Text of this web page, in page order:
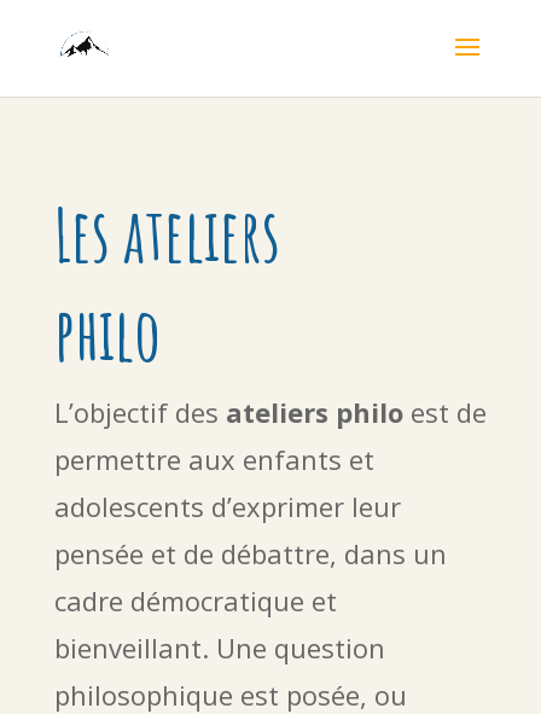
Les ateliers
philo
L’objectif des ateliers philoest de
permettre aux enfants et
adolescents d’exprimer leur
pensée et de débattre, dans un
cadre démocratique et
bienveillant. Une question
philosophique est posée, ou